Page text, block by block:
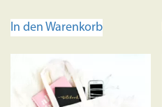
In den Warenkorb